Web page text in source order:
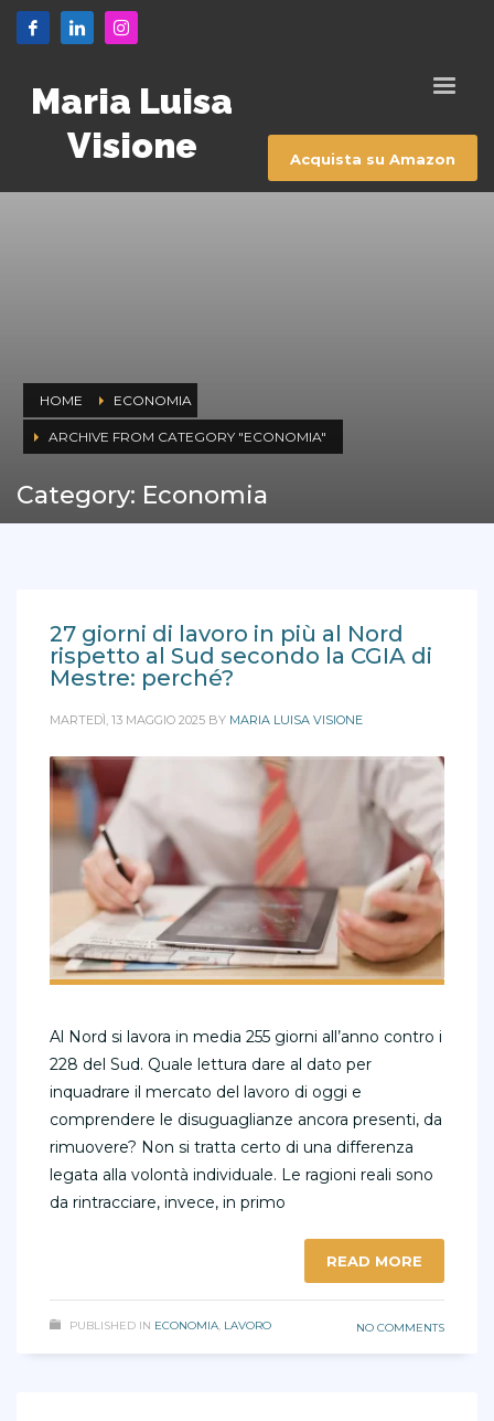
Maria Luisa
Visione
Acquista su Amazon
HOME ECONOMIA
ARCHIVE FROM CATEGORY "ECONOMIA"
Category: Economia
27 giorni di lavoro in più al Nord
rispetto al Sud secondo la CGIA di
Mestre: perché?
MARTEDÌ, 13 MAGGIO 2025 BY MARIA LUISA VISIONE
Al Nord si lavora in media 255 giorni all’anno contro i
228 del Sud. Quale lettura dare al dato per
inquadrare il mercato del lavoro di oggi e
comprendere le disuguaglianze ancora presenti, da
rimuovere? Non si tratta certo di una differenza
legata alla volontà individuale. Le ragioni reali sono
da rintracciare, invece, in primo
READ MORE
PUBLISHED IN ECONOMIA, LAVORO NO COMMENTS